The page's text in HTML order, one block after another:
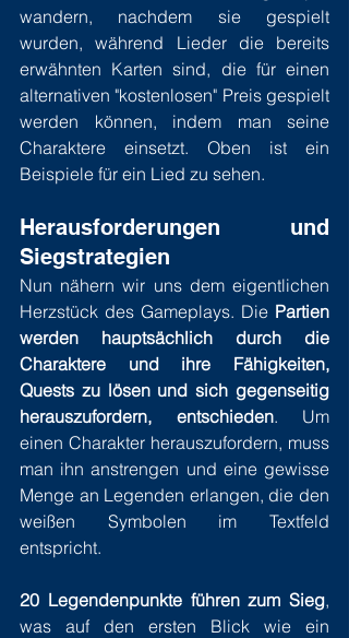
wandern, nachdem sie gespielt
wurden, während Lieder die bereits
erwähnten Karten sind, die für einen
alternativen "kostenlosen" Preis gespielt
werden können, indem man seine
Charaktere einsetzt. Oben ist ein
Beispiele für ein Lied zu sehen.
Herausforderungen und
Siegstrategien
Nun nähern wir uns dem eigentlichen
Herzstück des Gameplays. Die Partien
werden hauptsächlich durch die
Charaktere und ihre Fähigkeiten,
Quests zu lösen und sich gegenseitig
herauszufordern, entschieden. Um
einen Charakter herauszufordern, muss
man ihn anstrengen und eine gewisse
Menge an Legenden erlangen, die den
weißen Symbolen im Textfeld
entspricht.
20 Legendenpunkte führen zum Sieg,
was auf den ersten Blick wie ein